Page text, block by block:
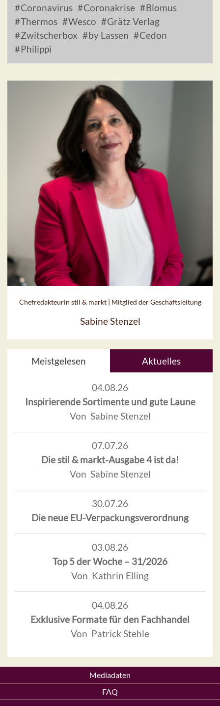
Coronavirus
Coronakrise
Blomus
Thermos
Wesco
Grätz Verlag
Zwitscherbox
by Lassen
Cedon
Philippi
Chefredakteurin stil & markt | Mitglied der Geschäftsleitung
Sabine Stenzel
Meistgelesen Aktuelles
04.08.26
Inspirierende Sortimente und gute Laune
Von Sabine Stenzel
07.07.26
Die stil & markt-Ausgabe 4 ist da!
Von Sabine Stenzel
30.07.26
Die neue EU-Verpackungsverordnung
03.08.26
Top 5 der Woche – 31/2026
Von Kathrin Elling
04.08.26
Exklusive Formate für den Fachhandel
Von Patrick Stehle
Mediadaten
FAQ